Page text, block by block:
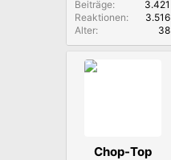
Beiträge
3.421
Reaktionen
3.516
Alter
38
Chop-Top